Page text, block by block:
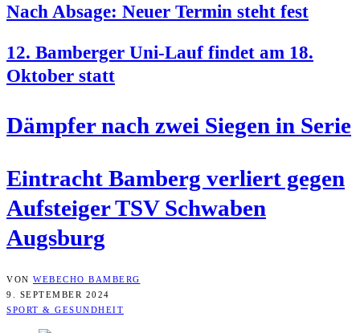
Nach Absa­ge: Neu­er Ter­min steht fest
12. Bam­ber­ger Uni-Lauf fin­det am 18.
Okto­ber statt
Dämp­fer nach zwei Sie­gen in Serie
Ein­tracht Bam­berg ver­liert gegen
Auf­stei­ger TSV Schwa­ben
Augsburg
VON WEBECHO BAMBERG
9. SEPTEMBER 2024
SPORT & GESUNDHEIT